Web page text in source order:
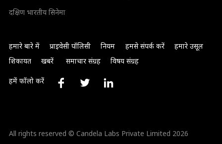
दक्षिण भारतीय सिनेमा
हमारे बारे में प्राइवेसी पॉलिसी नियम हमसे संपर्क करें
हमारे उसूल
शिकायत
खबरें समाचार संग्रह विषय संग्रह
हमें फॉलो करें
All rights reserved © Candela Labs Private Limited 2026